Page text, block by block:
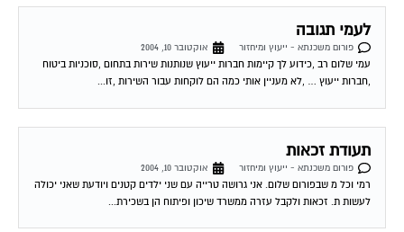
לעמי תגובה
פורום משכנתא - ייעוץ ומיחזור
עמי שלום רב ,כידוע לך קיימות חברות ייעוץ שנותנות שירות בתחום ,סוכניות ביטוח
,חברות ייעוץ … ,לא מעניין אותי כמה הם לוקחות עבור השירות ,זו...
תעודת זכאות
פורום משכנתא - ייעוץ ומיחזור
רמי וכל מ שבפורום שלום. אני גרושה טרייה עם שני ילדים קטנים ויודעת שאני יכולה
לעשות ת. זכאות ולקבל עזרה ממשרד שיכון ופיתוח הן בשכירת...